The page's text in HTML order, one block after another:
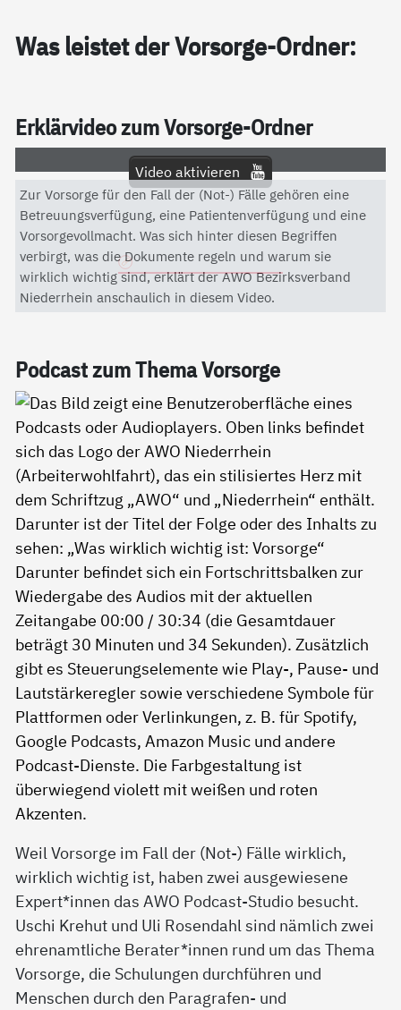
Was leis­tet der Vor­sor­ge-Ord­ner:
Er­klär­vi­deo zum Vor­sor­ge-Ord­ner
Video aktivieren
Mit dem Aktivieren des Videos akzeptieren Sie die
Datenschutzerklärung von YouTube.
Datenschutzerklärung
Zur Vorsorge für den Fall der (Not-) Fälle gehören eine
Betreuungsverfügung, eine Patientenverfügung und eine
Vorsorgevollmacht. Was sich hinter diesen Begriffen
verbirgt, was die Dokumente regeln und warum sie
wirklich wichtig sind, erklärt der AWO Bezirksverband
Niederrhein anschaulich in diesem Video.
Pod­cast zum The­ma Vor­sor­ge
Weil Vorsorge im Fall der (Not-) Fälle wirklich,
wirklich wichtig ist, haben zwei ausgewiesene
Expert*innen das AWO Podcast-Studio besucht.
Uschi Krehut und Uli Rosendahl sind nämlich zwei
ehrenamtliche Berater*innen rund um das Thema
Vorsorge, die Schulungen durchführen und
Menschen durch den Paragrafen- und